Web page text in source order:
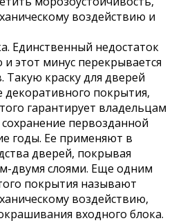
воздействию и
Единственный недостаток
этот минус перекрывается
Такую краску для дверей
декоративного покрытия,
гарантирует владельцам
первозданной
годы. Ее применяют в
дверей, покрывая
двумя слоями. Еще одним
покрытия называют
воздействию,
входного блока.